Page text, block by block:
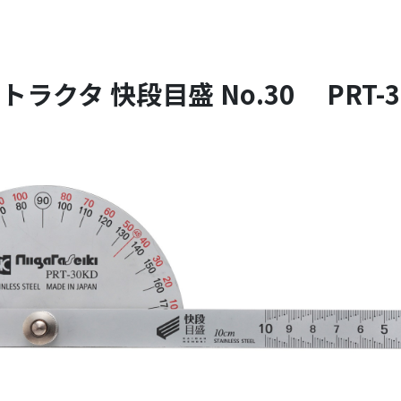
ラクタ 快段目盛 No.30 PRT-